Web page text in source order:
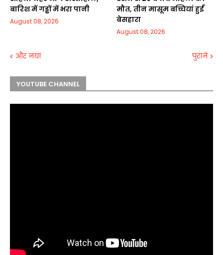
बारिश में गड्ढों में भरा पानी
August 08, 2026
मौत, तीन मासूम बच्चियां हुईं
बेसहारा
August 08, 2026
और नया पुराने
YOUTUBE CHANNEL